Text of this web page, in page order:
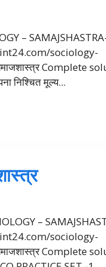
–
sociology-
Complete
निश्चित मूल्य...
–
sociology-
Complete